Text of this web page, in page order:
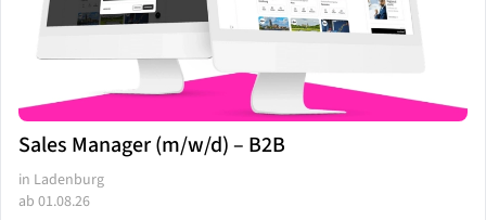
Sales Manager (m/w/d) – B2B
in Ladenburg
ab 01.08.26